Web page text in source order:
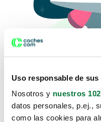
Uso responsable de sus
Nosotros y nuestros
datos personales, p.ej.,
como las cookies para